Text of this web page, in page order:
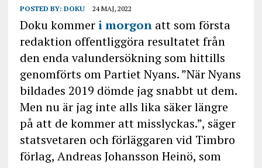
POSTED BY: DOKU 24 MAJ, 2022
Doku kommer i morgonatt som första
redaktion offentliggöra resultatet från
den enda valundersökning som hittills
genomförts om Partiet Nyans. ”När Nyans
bildades 2019 dömde jag snabbt ut dem.
Men nu är jag inte alls lika säker längre
på att de kommer att misslyckas.”, säger
statsvetaren och förläggaren vid Timbro
förlag, Andreas Johansson Heinö, som